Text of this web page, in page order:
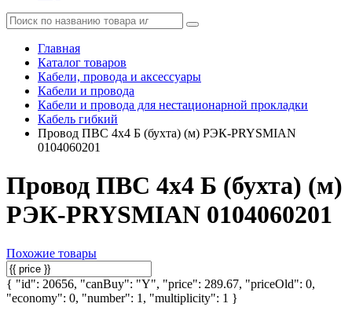
Главная
Каталог товаров
Кабели, провода и аксессуары
Кабели и провода
Кабели и провода для нестационарной прокладки
Кабель гибкий
Провод ПВС 4х4 Б (бухта) (м) РЭК-PRYSMIAN
0104060201
Провод ПВС 4х4 Б (бухта) (м)
РЭК-PRYSMIAN 0104060201
Похожие товары
{ "id": 20656, "canBuy": "Y", "price": 289.67, "priceOld": 0,
"economy": 0, "number": 1, "multiplicity": 1 }